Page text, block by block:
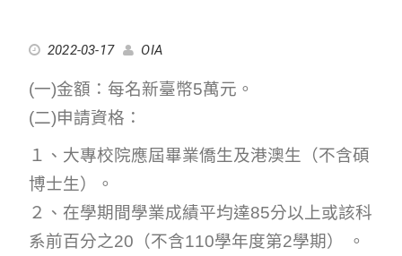
2022-03-17 OIA
(一)金額：每名新臺幣5萬元。
(二)申請資格：
１、大專校院應屆畢業僑生及港澳生（不含碩
博士生）。
２、在學期間學業成績平均達85分以上或該科
系前百分之20（不含110學年度第2學期） 。